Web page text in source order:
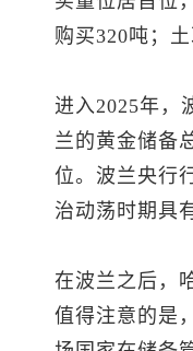
购买320吨；
进入2025年，
兰的黄金储备
位。波兰央行
治动荡时期具
在波兰之后，
值得注意的是